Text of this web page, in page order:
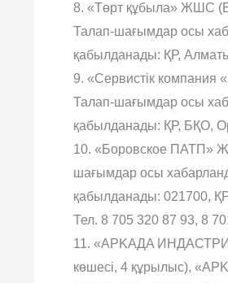
8. «Төрт құбыла» ЖШС
Талап-шағымдар осы
қабылданады: ҚР,
9. «Сервистік
Талап-шағымдар осы
қабылданады: ҚР, БҚО,
10. «Боровское ПАТП»
шағымдар осы
қабылданады: 021700,
Тел. 8 705 320 87 93, 8
11. «AРKAДA
көшесі, 4 құрылыс),